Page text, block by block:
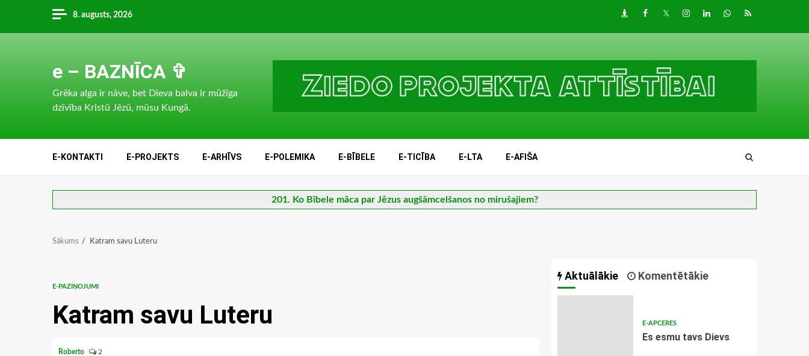
content
8. augusts, 2026 DraugiemFacebook
TwitterInstagram
LinkedInwhatsapp
RSS
e – BAZNĪCA ✞
Grēka alga ir nāve, bet Dieva balva ir mūžīga
dzīvība Kristū Jēzū, mūsu Kungā.
E-KONTAKTI E-PROJEKTS E-ARHĪVS E-POLEMIKA E-BĪBELE E-TICĪBA E-LTA E-AFIŠA
201. Ko Bībele māca par Jēzus augšāmcelšanos no mirušajiem?
Sākums Katram savu Luteru
E-PAZIŅOJUMI
Katram savu Luteru
Roberto 2
Aktuālākie Komentētākie
E-APCERES
Es esmu tavs Dievs